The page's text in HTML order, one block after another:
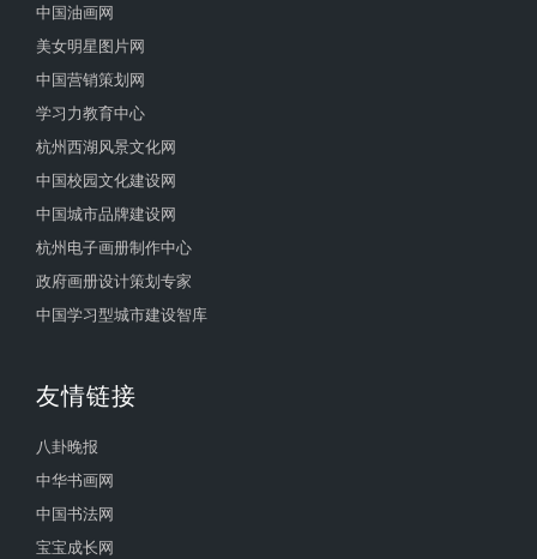
中国油画网
美女明星图片网
中国营销策划网
学习力教育中心
杭州西湖风景文化网
中国校园文化建设网
中国城市品牌建设网
杭州电子画册制作中心
政府画册设计策划专家
中国学习型城市建设智库
友情链接
八卦晚报
中华书画网
中国书法网
宝宝成长网